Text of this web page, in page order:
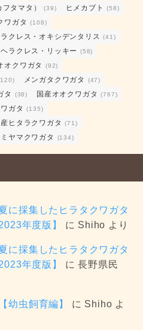
タマタ） (39) ヒメカブト (58)
ワガタ (108)
クレス・オキシデンタリス (41)
ヘラクレス・リッキー (58)
オクワガタ (92)
メンガタクワガタ (47)
タ (38) 国産オオクワガタ (767)
ガタ (135)
産ヒタラクワガタ (71)
ミヤマクワガタ (134)
に採集したヒラタクワガタ
年度版】
に Shiho より
に採集したヒラタクワガタ
年度版】
に長野県民
幼虫飼育編】 に Shiho よ